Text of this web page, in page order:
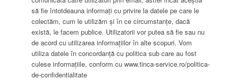
să fie întotdeauna informați cu privire la datele pe care le
colectăm, cum le utilizăm și în ce circumstanțe, dacă
există, le facem publice. Utilizatorii vor putea să fie sau nu
de acord cu utilizarea informațiilor în alte scopuri. Vom
utiliza datele în concordanță cu politica sub care au fost
culese informațiile, conform cu www.tinca-service.ro/politica-
de-confidentialitate